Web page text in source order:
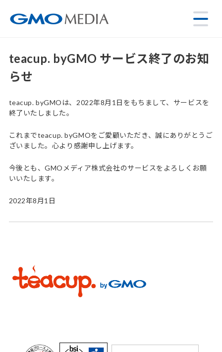
teacup. byGMO サービス終了のお知
らせ
teacup. byGMOは、2022年8月1日をもちまして、サービスを
終了いたしました。
これまでteacup. byGMOをご愛顧いただき、誠にありがとうご
ざいました。心より感謝申し上げます。
今後とも、GMOメディア株式会社のサービスをよろしくお願
いいたします。
2022年8月1日